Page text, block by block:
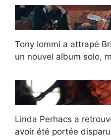
Tony Iommi a attrapé
un nouvel album solo,
Linda Perhacs a
avoir été portée